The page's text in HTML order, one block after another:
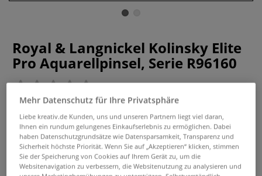
Royal & Langnickel Kolinsky Elite
Pro Aquarellpinsel, Serie R96160
0 Bewertungen
Royal & Langnickel Kolinsky Elite Pro Aquarellpinsel sind
ideal für Aquarell und Tuschearbeiten. Hochwertige
Kolinsky-Haar-Imitation, ausgezeichnete Farbaufnahme,
tolle Formstabilität. Erhältlich in verschiedenen Größen.
Mehr
Mehr Datenschutz für Ihre Privatsphäre
Liebe kreativ.de Kunden, uns und unseren Partnern liegt viel daran,
Ihnen ein rundum gelungenes Einkaufserlebnis zu ermöglichen. Dabei
haben Datenschutzgrundsätze wie Datensparsamkeit, Transparenz und
Sicherheit höchste Priorität. Wenn Sie auf „Akzeptieren“ klicken, stimmen
Sie der Speicherung von Cookies auf Ihrem Gerät zu, um die
Websitenavigation zu verbessern, die Websitenutzung zu analysieren und